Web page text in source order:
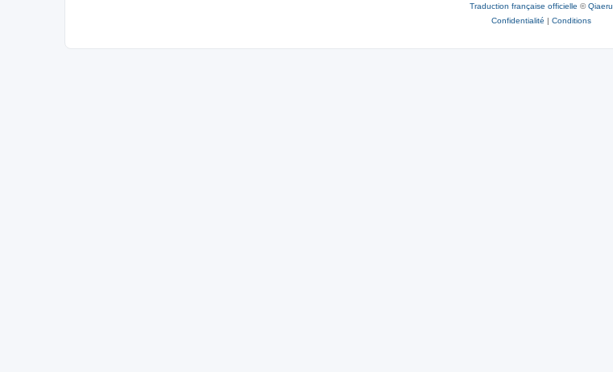
Traduction française officielle ©Qiaeru
Confidentialité | Conditions